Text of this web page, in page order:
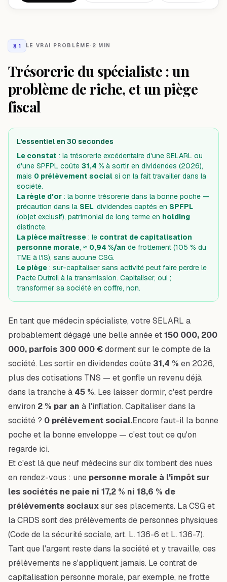
§ 1 LE VRAI PROBLÈME · 2 MIN
Trésorerie du spécialiste : un
problème de riche, et un piège
fiscal
L'essentiel en 30 secondes
Le constat : la trésorerie excédentaire d'une SELARL ou
d'une SPFPL coûte 31,4 % à sortir en dividendes (2026),
mais 0 prélèvement social si on la fait travailler dans la
société.
La règle d'or : la bonne trésorerie dans la bonne poche —
précaution dans la SEL, dividendes captés en SPFPL
(objet exclusif), patrimonial de long terme en holding
distincte.
La pièce maîtresse : le contrat de capitalisation
personne morale, ≈ 0,94 %/an de frottement (105 % du
TME à l'IS), sans aucune CSG.
Le piège : sur-capitaliser sans activité peut faire perdre le
Pacte Dutreil à la transmission. Capitaliser, oui ;
transformer sa société en coffre, non.
En tant que médecin spécialiste, votre SELARL a
probablement dégagé une belle année et150 000, 200
000, parfois 300 000 €dorment sur le compte de la
société. Les sortir en dividendes coûte 31,4 % en 2026,
plus des cotisations TNS — et gonfle un revenu déjà
dans la tranche à 45 %. Les laisser dormir, c'est perdre
environ 2 % par an à l'inflation. Capitaliser dans la
société ? 0 prélèvement social.Encore faut-il la bonne
poche et la bonne enveloppe — c'est tout ce qu'on
regarde ici.
Et c'est là que neuf médecins sur dix tombent des nues
en rendez-vous : une personne morale à l'impôt sur
les sociétés ne paie ni 17,2 % ni 18,6 % de
prélèvements sociauxsur ses placements. La CSG et
la CRDS sont des prélèvements de personnes physiques
(Code de la sécurité sociale, art. L. 136-6 et L. 136-7).
Tant que l'argent reste dans la société et y travaille, ces
prélèvements ne s'appliquent jamais. Le contrat de
capitalisation personne morale, par exemple, ne frotte